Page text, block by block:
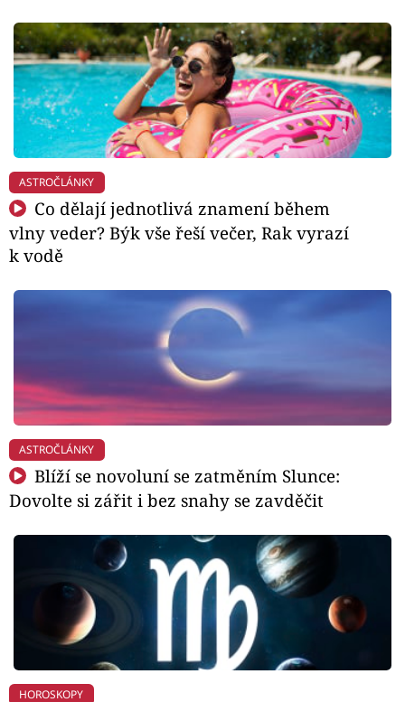
ASTROČLÁNKY
Co dělají jednotlivá znamení během
vlny veder? Býk vše řeší večer, Rak vyrazí
k vodě
ASTROČLÁNKY
Blíží se novoluní se zatměním Slunce:
Dovolte si zářit i bez snahy se zavděčit
HOROSKOPY